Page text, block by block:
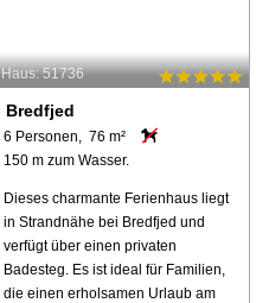
Haus: 51736
Bredfjed
6 Personen, 76 m²
150 m zum Wasser.
Dieses charmante Ferienhaus liegt
in Strandnähe bei Bredfjed und
verfügt über einen privaten
Badesteg. Es ist ideal für Familien,
die einen erholsamen Urlaub am